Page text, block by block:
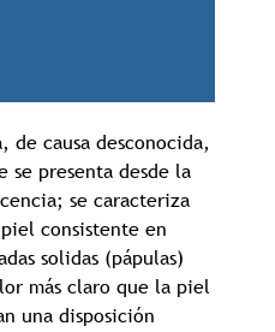
de causa desconocida,
se presenta desde la
se caracteriza
consistente en
solidas (pápulas)
más claro que la piel
una disposición